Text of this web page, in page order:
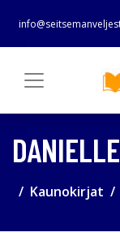
Kaunokirjat